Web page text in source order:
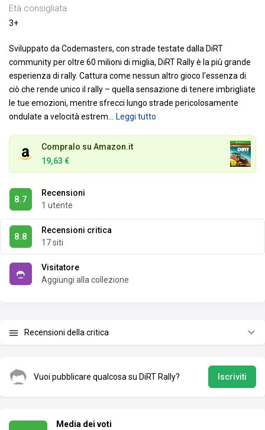
Età consigliata
3+
Sviluppato da Codemasters, con strade testate dalla DiRT
community per oltre 60 milioni di miglia, DiRT Rally è la più grande
esperienza di rally. Cattura come nessun altro gioco l'essenza di
ciò che rende unico il rally – quella sensazione di tenere imbrigliate
le tue emozioni, mentre sfrecci lungo strade pericolosamente
ondulate a velocità estrem
Leggi tutto
Compralo su Amazon.it
19,63 €
8.7
Recensioni
1 utente
8.8
Recensioni critica
17 siti
Visitatore
Aggiungi alla collezione
Recensioni della critica
Vuoi pubblicare qualcosa su DiRT Rally? Iscriviti
Media dei voti